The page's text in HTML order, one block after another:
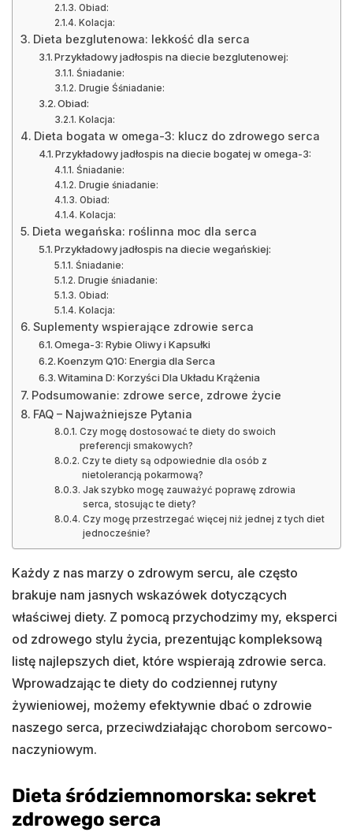
Obiad:
Kolacja:
Dieta bezglutenowa: lekkość dla serca
Przykładowy jadłospis na diecie bezglutenowej:
Śniadanie:
Drugie Śśniadanie:
Obiad:
Kolacja:
Dieta bogata w omega-3: klucz do zdrowego serca
Przykładowy jadłospis na diecie bogatej w omega-3:
Śniadanie:
Drugie śniadanie:
Obiad:
Kolacja:
Dieta wegańska: roślinna moc dla serca
Przykładowy jadłospis na diecie wegańskiej:
Śniadanie:
Drugie śniadanie:
Obiad:
Kolacja:
Suplementy wspierające zdrowie serca
Omega-3: Rybie Oliwy i Kapsułki
Koenzym Q10: Energia dla Serca
Witamina D: Korzyści Dla Układu Krążenia
Podsumowanie: zdrowe serce, zdrowe życie
FAQ – Najważniejsze Pytania
Czy mogę dostosować te diety do swoich
preferencji smakowych?
Czy te diety są odpowiednie dla osób z
nietolerancją pokarmową?
Jak szybko mogę zauważyć poprawę zdrowia
serca, stosując te diety?
Czy mogę przestrzegać więcej niż jednej z tych diet
jednocześnie?
Każdy z nas marzy o zdrowym sercu, ale często
brakuje nam jasnych wskazówek dotyczących
właściwej diety. Z pomocą przychodzimy my, eksperci
od zdrowego stylu życia, prezentując kompleksową
listę najlepszych diet, które wspierają zdrowie serca.
Wprowadzając te diety do codziennej rutyny
żywieniowej, możemy efektywnie dbać o zdrowie
naszego serca, przeciwdziałając chorobom sercowo-
naczyniowym.
Dieta śródziemnomorska: sekret
zdrowego serca